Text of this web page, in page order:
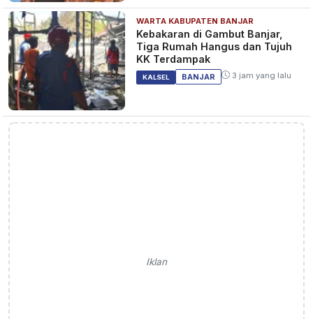
WARTA KABUPATEN BANJAR
Kebakaran di Gambut Banjar,
Tiga Rumah Hangus dan Tujuh
KK Terdampak
KALSEL BANJAR 3 jam yang lalu
Iklan